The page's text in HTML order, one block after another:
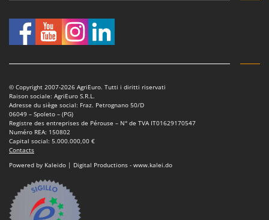
© Copyright 2007-2026 AgriEuro. Tutti i diritti riservati
Raison sociale: AgriEuro S.R.L.
Adresse du siège social: Fraz. Petrognano 50/D
06049 – Spoleto – (PG)
Registre des entreprises de Pérouse – N° de TVA IT01629170547
Numéro REA: 150802
Capital social: 5.000.000,00 €
Contacts
Powered by Kaleido | Digital Productions - www.kalei.do